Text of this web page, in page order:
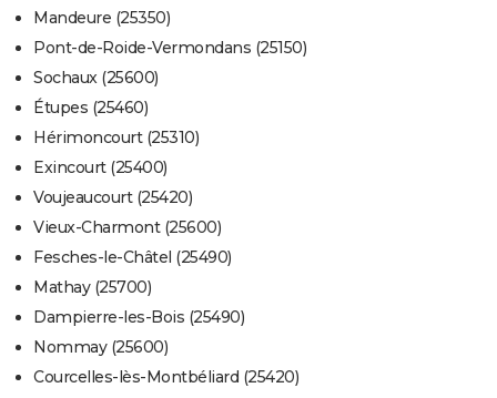
Mandeure (25350)
Pont-de-Roide-Vermondans (25150)
Sochaux (25600)
Étupes (25460)
Hérimoncourt (25310)
Exincourt (25400)
Voujeaucourt (25420)
Vieux-Charmont (25600)
Fesches-le-Châtel (25490)
Mathay (25700)
Dampierre-les-Bois (25490)
Nommay (25600)
Courcelles-lès-Montbéliard (25420)